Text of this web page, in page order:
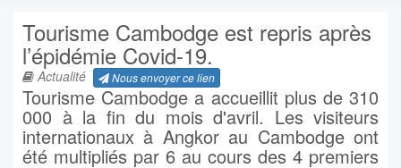
Tourisme Cambodge est repris après
l’épidémie Covid-19.
Actualité Nous envoyer ce lien
Tourisme Cambodge a accueillit plus de 310
000 à la fin du mois d'avril. Les visiteurs
internationaux à Angkor au Cambodge ont
été multipliés par 6 au cours des 4 premiers